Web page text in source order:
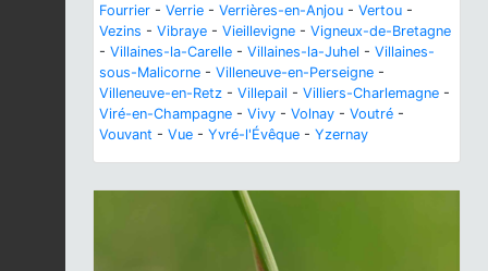
Fourrier - Verrie - Verrières-en-Anjou - Vertou -
Vezins - Vibraye - Vieillevigne - Vigneux-de-Bretagne
- Villaines-la-Carelle - Villaines-la-Juhel - Villaines-
sous-Malicorne - Villeneuve-en-Perseigne -
Villeneuve-en-Retz - Villepail - Villiers-Charlemagne -
Viré-en-Champagne - Vivy - Volnay - Voutré -
Vouvant - Vue - Yvré-l'Évêque - Yzernay